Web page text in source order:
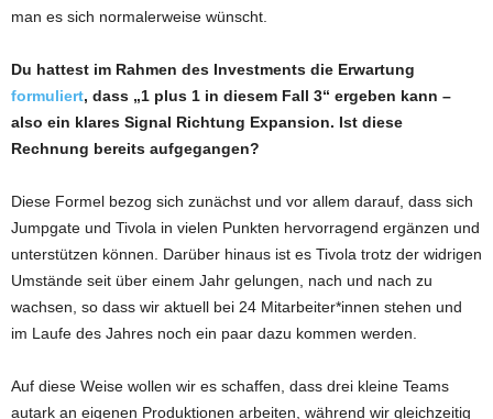
man es sich normalerweise wünscht.
Du hattest im Rahmen des Investments die Erwartung
formuliert, dass „1 plus 1 in diesem Fall 3“ ergeben kann –
also ein klares Signal Richtung Expansion. Ist diese
Rechnung bereits aufgegangen?
Diese Formel bezog sich zunächst und vor allem darauf, dass sich
Jumpgate und Tivola in vielen Punkten hervorragend ergänzen und
unterstützen können. Darüber hinaus ist es Tivola trotz der widrigen
Umstände seit über einem Jahr gelungen, nach und nach zu
wachsen, so dass wir aktuell bei 24 Mitarbeiter*innen stehen und
im Laufe des Jahres noch ein paar dazu kommen werden.
Auf diese Weise wollen wir es schaffen, dass drei kleine Teams
autark an eigenen Produktionen arbeiten, während wir gleichzeitig